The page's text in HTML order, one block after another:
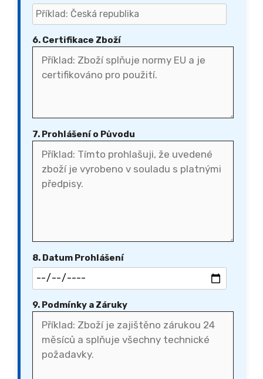
6. Certifikace Zboží
7. Prohlášení o Původu
8. Datum Prohlášení
9. Podmínky a Záruky